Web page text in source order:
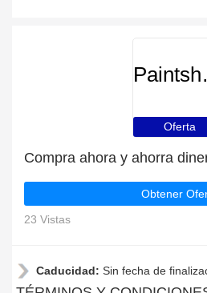
Oferta
Obtener
23 Vistas
Caducidad: Sin fecha de